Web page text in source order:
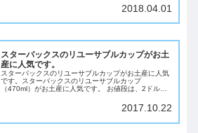
っと新しいのが出ました。そんな、2018年ハワ...
2018.04.01
スターバックスのリユーサブルカップがお土
産に人気です。
スターバックスのリユーサブルカップがお土産に人気
です。スターバックスのリユーサブルカップ
（470ml）がお土産に人気です。 お値段は、2ドル。
リユーサブルのカップは、スターバックスの環境への
2017.10.22